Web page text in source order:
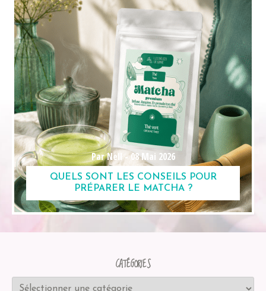
Par Nell -08 Mai 2026
QUELS SONT LES CONSEILS POUR
PRÉPARER LE MATCHA ?
CATÉGORIES